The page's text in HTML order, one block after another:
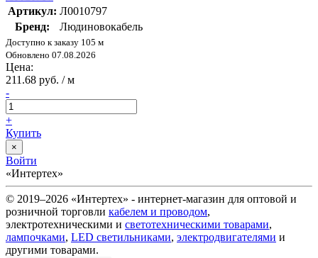
Артикул: Л0010797
Бренд:
Людиновокабель
Доступно к заказу 105 м
Обновлено 07.08.2026
Цена:
211.68 руб. / м
-
+
Купить
×
Войти
«Интертех»
© 2019–2026 «Интертех» - интернет-магазин для оптовой и
розничной торговли кабелем и проводом,
электротехническими и светотехническими товарами,
лампочками, LED светильниками, электродвигателями и
другими товарами.